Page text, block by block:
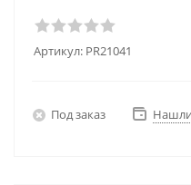
Артикул: PR21041
Под заказ